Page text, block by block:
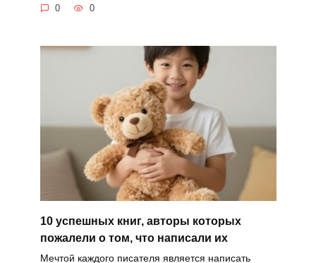
0 0
10 успешных книг, авторы которых
пожалели о том, что написали их
Мечтой каждого писателя является написать